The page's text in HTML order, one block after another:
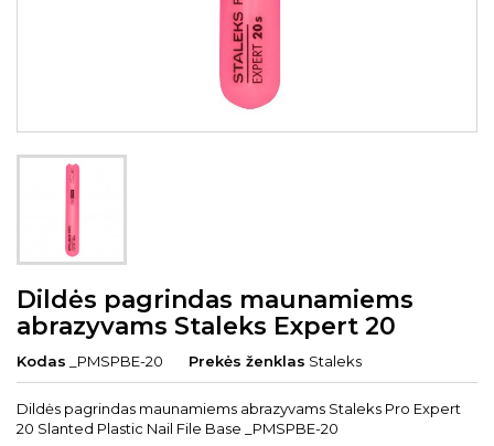
Dildės pagrindas maunamiems
abrazyvams Staleks Expert 20
Kodas _PMSPBE-20 Prekės ženklas Staleks
Dildės pagrindas maunamiems abrazyvams Staleks Pro Expert
20 Slanted Plastic Nail File Base _PMSPBE-20